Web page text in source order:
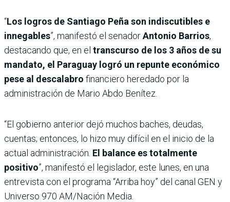
“Los logros de Santiago Peña son indiscutibles e
innegables”, manifestó el senadorAntonio Barrios,
destacando que, en el transcurso de los 3 años de su
mandato, el Paraguay logró un repunte económico
pese al descalabro financiero heredado por la
administración de Mario Abdo Benítez.
“El gobierno anterior dejó muchos baches, deudas,
cuentas; entonces, lo hizo muy difícil en el inicio de la
actual administración. El balance es totalmente
positivo”, manifestó el legislador, este lunes, en una
entrevista con el programa “Arriba hoy” del canal GEN y
Universo 970 AM/Nación Media.